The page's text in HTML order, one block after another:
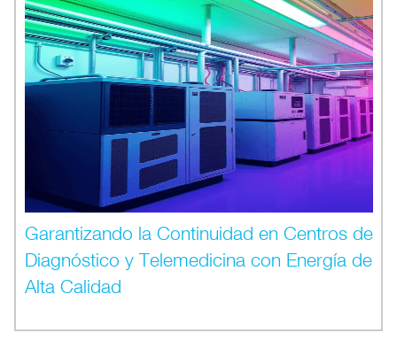
Garantizando la Continuidad en Centros de
Diagnóstico y Telemedicina con Energía de
Alta Calidad